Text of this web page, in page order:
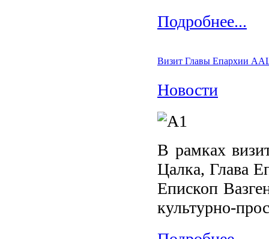
Подробнее...
Визит Главы Епархии
Новости
В рамках
Цалка, Глава
Епископ
культурно-